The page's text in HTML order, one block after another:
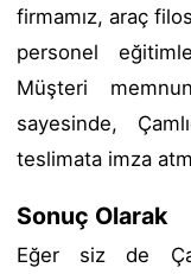
firmamız, araç
personel
Müşteri
sayesinde,
teslimata imza
Sonuç Olarak
Eğer siz de